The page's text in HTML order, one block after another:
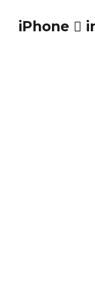
iPhone 